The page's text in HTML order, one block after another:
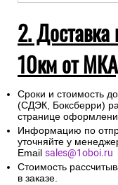
2.
10км от
Сроки и стоимость
(СДЭК, Боксберри)
странице
Информацию по
уточняйте у
Email sales@1oboi.ru
Стоимость
в заказе.